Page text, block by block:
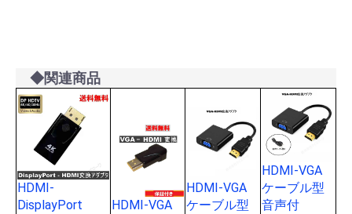
◆関連商品
HDMI-
DisplayPort
HDMI-VGA
HDMI-VGA
ケーブル型
HDMI-VGA
ケーブル型
音声付